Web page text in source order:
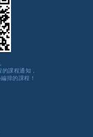
課程通知，
排的課程！